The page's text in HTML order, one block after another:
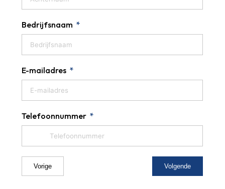
Bedrijfsnaam
E-mailadres
Telefoonnummer
Vorige Volgende